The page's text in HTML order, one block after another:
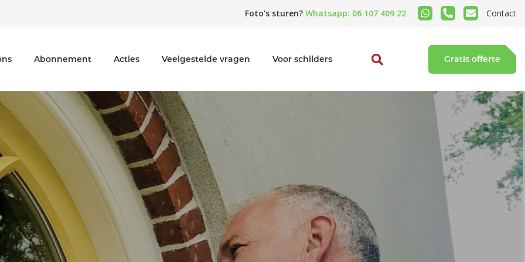
Foto's sturen? Whatsapp: 06 107 409 22 Contact
Abonnement Acties Veelgestelde vragen Voor schilders Gratis offerte